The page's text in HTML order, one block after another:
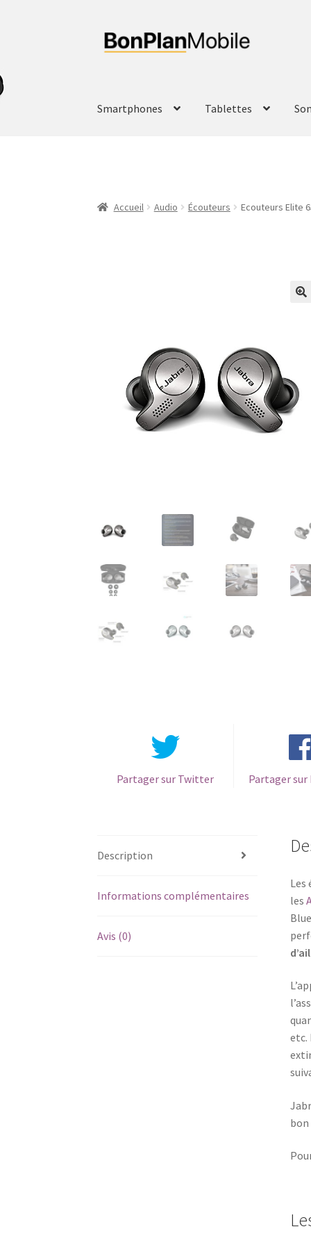
Aller
Aller
au
Smartphones Tablettes
Accueil Audio Écouteurs Ecouteurs Elite
Partager sur Twitter Partager sur
Description
Informations complémentaires
Avis (0)
Les
les
etc.